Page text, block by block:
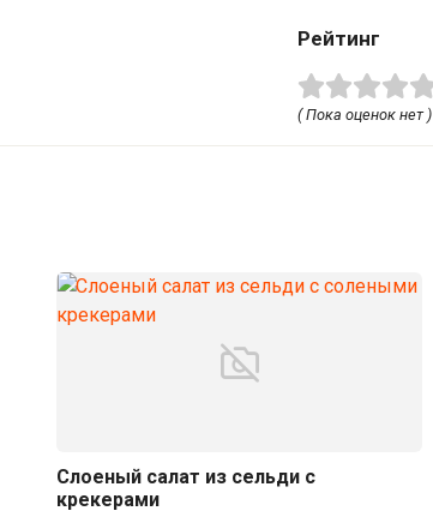
Рейтинг
( Пока оценок нет )
Слоеный салат из сельди с
крекерами